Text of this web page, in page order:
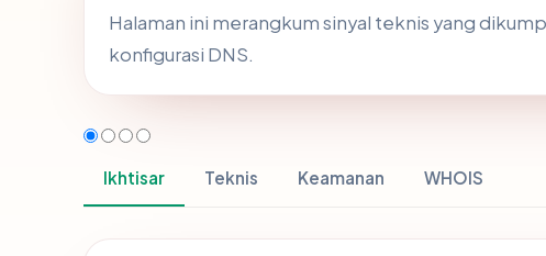
Halaman ini merangkum sinyal teknis yang
konfigurasi DNS.
Ikhtisar Teknis Keamanan WHOIS